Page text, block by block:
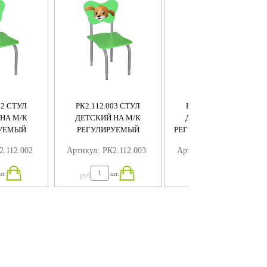
СТУЛ
М/К
РК2.112.003 СТУЛ
ДЕТСКИЙ НА М/К
РЕГУЛИРУЕМЫЙ
Артикул: РК2.112.003
руб шт.
РК2.112.004 СТУЛ
ДЕТСКИЙ НА М/К
РЕГУЛИРУЕМЫЙ (ТИГР)
Артикул: